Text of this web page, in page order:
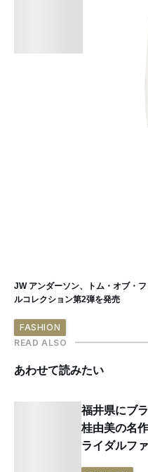
JW アンダーソン、トム・オブ・
ルコレクション第2弾を発売
FASHION
READ ALSO
あわせて読みたい
福井県にブ
桂由美の名
ライダルフ